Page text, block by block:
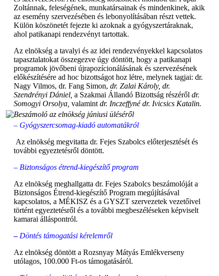
Zoltánnak, feleségének, munkatársainak és mindenkinek, akik
az esemény szervezésében és lebonyolításában részt vettek.
Külön köszönetét fejezte ki azoknak a gyógyszertáraknak,
ahol patikanapi rendezvényt tartottak.
Az elnökség a tavalyi és az idei rendezvényekkel kapcsolatos
tapasztalatokat összegezve úgy döntött, hogy a patikanapi
programok jövőbeni újrapozícionálásának és szervezésének
előkészítésére ad hoc bizottságot hoz létre, melynek tagjai: dr.
Nagy Vilmos, dr. Fang Simon, dr. Zalai Károly, dr.
Szendrényi Dániel, a Szakmai Állandó Bizottság részéről dr.
Somogyi Orsolya, valamint dr. Inczeffyné dr. Ivicsics Katalin.
– Gyógyszercsomag-kiadó automatákról
Az elnökség megvitatta dr. Fejes Szabolcs előterjesztését és
további egyeztetésről döntött.
– Biztonságos étrend-kiegészítő program
Az elnökség meghallgatta dr. Fejes Szabolcs beszámolóját a
Biztonságos Étrend-kiegészítő Program megújításával
kapcsolatos, a MÉKISZ és a GYSZT szervezetek vezetőivel
történt egyeztetésről és a további megbeszéléseken képviselt
kamarai álláspontról.
– Döntés támogatási kérelemről
Az elnökség döntött a Rozsnyay Mátyás Emlékverseny
utólagos, 100.000 Ft-os támogatásáról.